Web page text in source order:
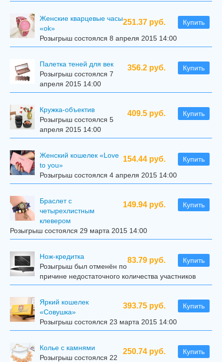
251.37 руб. Купить
Женские кварцевые часы
«ok»
Розыгрыш состоялся 8 апреля 2015 14:00
356.2 руб. Купить
Палетка теней для век
Розыгрыш состоялся 7
апреля 2015 14:00
409.5 руб. Купить
Кружка-объектив
Розыгрыш состоялся 5
апреля 2015 14:00
154.44 руб. Купить
Женский кошелек «Love
to you»
Розыгрыш состоялся 4 апреля 2015 14:00
149.94 руб. Купить
Браслет с
четырехлистным
клевером
Розыгрыш состоялся 29 марта 2015 14:00
83.79 руб. Купить
Нож-кредитка
Розыгрыш был отменён по
причине недостаточного количества участников
393.75 руб. Купить
Яркий кошелек
«Совушка»
Розыгрыш состоялся 23 марта 2015 14:00
250.74 руб. Купить
Колье с камнями
Розыгрыш состоялся 22